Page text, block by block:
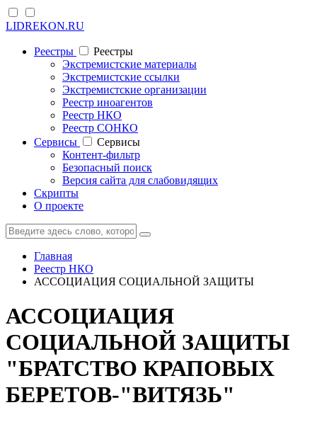
LIDREKON.RU
Реестры
Реестры
Экстремистские материалы
Экстремистские ссылки
Экстремистские организации
Реестр иноагентов
Реестр НКО
Реестр СОНКО
Cервисы
Cервисы
Контент-фильтр
Безопасный поиск
Версия сайта для слабовидящих
Скрипты
О проекте
Главная
Реестр НКО
АССОЦИАЦИЯ СОЦИАЛЬНОЙ ЗАЩИТЫ
АССОЦИАЦИЯ
СОЦИАЛЬНОЙ ЗАЩИТЫ
"БРАТСТВО КРАПОВЫХ
БЕРЕТОВ-"ВИТЯЗЬ"